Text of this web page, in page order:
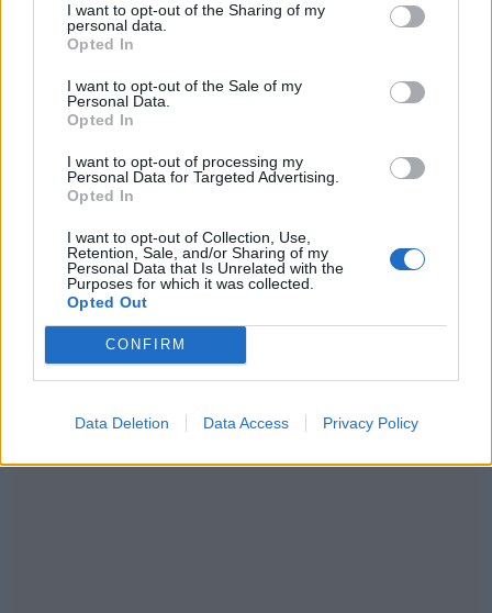
I want to opt-out of the Sharing of my
personal data.
Opted In
I want to opt-out of the Sale of my
Personal Data.
Opted In
I want to opt-out of processing my
Personal Data for Targeted Advertising.
Opted In
I want to opt-out of Collection, Use,
Retention, Sale, and/or Sharing of my
Personal Data that Is Unrelated with the
Purposes for which it was collected.
Opted Out
CONFIRM
Data Deletion Data Access Privacy Policy
Προτεινόμενο Άρθρο
Πήγε στην δουλειά του και
δεν γύρισε ποτέ: Οδηγός
υπέστη ανακοπή καθώς
οδηγούσε – Σπαρακτικές